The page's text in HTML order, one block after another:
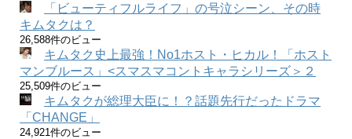
「ビューティフルライフ」の号泣シーン、その時
キムタクは？
26,588件のビュー
キムタク史上最強！No1ホスト・ヒカル！「ホスト
マンブルース」<スマスマコントキャラシリーズ＞２
25,509件のビュー
キムタクが総理大臣に！？話題先行だったドラマ
「CHANGE」
24,921件のビュー